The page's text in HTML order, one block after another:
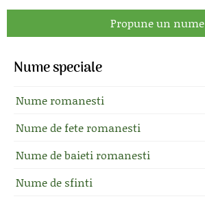
Propune un nume
Nume speciale
Nume romanesti
Nume de fete romanesti
Nume de baieti romanesti
Nume de sfinti